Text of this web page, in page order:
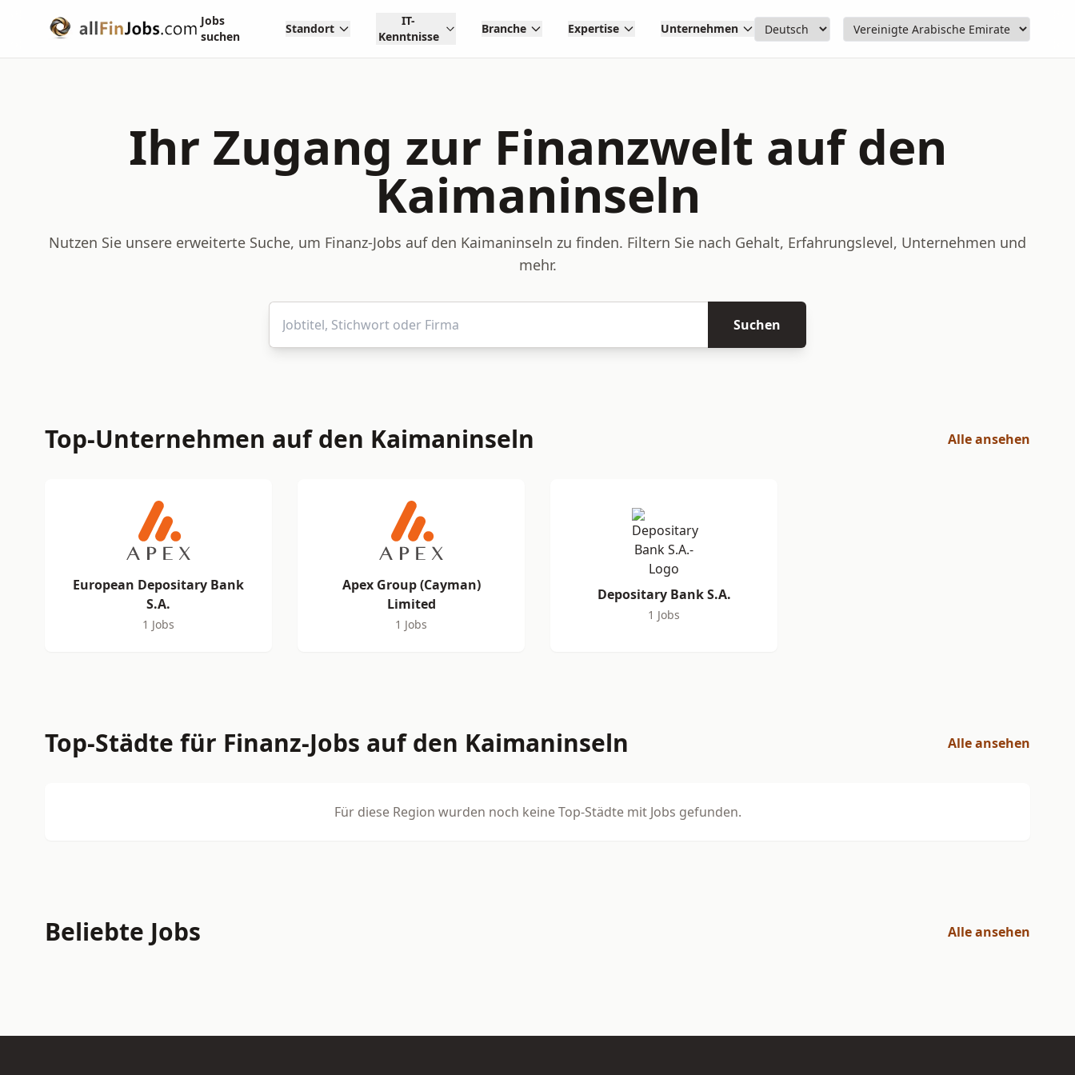
Jobs
suchen
Standort
IT-
Kenntnisse
Branche Expertise Unternehmen
Ihr Zugang zur Finanzwelt auf den
Kaimaninseln
Nutzen Sie unsere erweiterte Suche, um Finanz-Jobs auf den Kaimaninseln zu finden. Filtern Sie nach Gehalt, Erfahrungslevel, Unternehmen und
mehr.
Suchen
Top-Unternehmen auf den Kaimaninseln Alle ansehen
European Depositary Bank
S.A.
1 Jobs
Apex Group (Cayman)
Limited
1 Jobs
Depositary Bank S.A.
1 Jobs
Top-Städte für Finanz-Jobs auf den Kaimaninseln Alle ansehen
Für diese Region wurden noch keine Top-Städte mit Jobs gefunden.
Beliebte Jobs Alle ansehen